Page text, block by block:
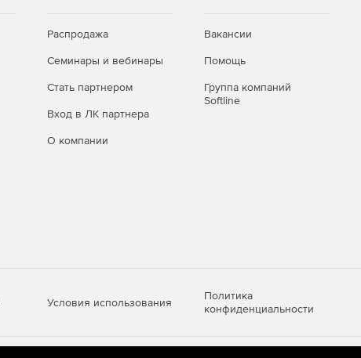
Распродажа
Семинары и вебинары
Стать партнером
Вход в ЛК партнера
О компании
Вакансии
Помощь
Группа компаний
Softline
Условия использования
Политика
конфиденциальности